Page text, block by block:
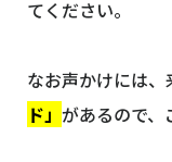
てください。
なお声かけには
ド」 があるので、